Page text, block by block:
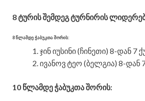
8 ტურის შემდეგ ტურნირის
8 წლამდე ჭაბუკთა შორის:
ჯინ იუსინი (ჩინეთი) 8-დან 7
ივანოვ ტეო (ბელგია) 8-დან
10 წლამდე ჭაბუკთა შორის: